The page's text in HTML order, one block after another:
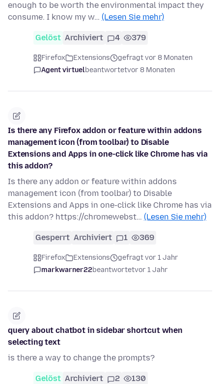
enough to be worth the environmental impact they
consume. I know my w… (Lesen Sie mehr)
Gelöst Archiviert 4 379
Firefox Extensions
gefragt vor 8 Monaten
Agent virtuelbeantwortetvor 8 Monaten
Is there any Firefox addon or feature within addons
management icon (from toolbar) to Disable
Extensions and Apps in one-click like Chrome has via
this addon?
Is there any addon or feature within addons
management icon (from toolbar) to Disable
Extensions and Apps in one-click like Chrome has via
this addon? https://chromewebst… (Lesen Sie mehr)
Gesperrt Archiviert 1 369
Firefox Extensions
gefragt vor 1 Jahr
markwarner22beantwortetvor 1 Jahr
query about chatbot in sidebar shortcut when
selecting text
is there a way to change the prompts?
Gelöst Archiviert 2 130